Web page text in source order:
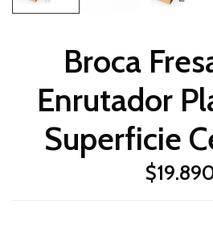
Broca
Enrutador
Superficie